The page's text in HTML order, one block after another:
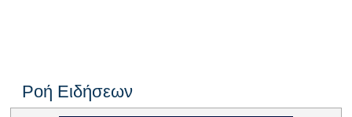
Ροή Ειδήσεων